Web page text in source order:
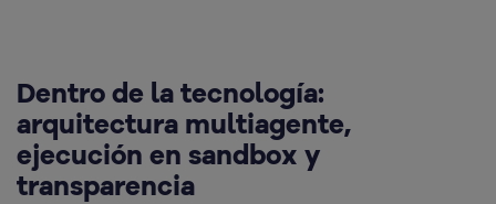
Dentro de la tecnología:
arquitectura multiagente,
ejecución en sandbox y
transparencia